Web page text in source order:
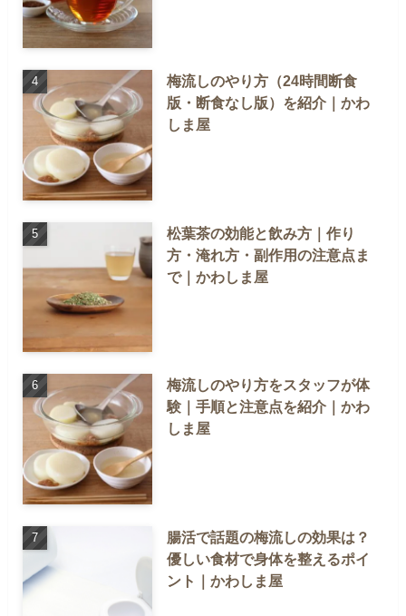
梅流しのやり方（24時間断食
版・断食なし版）を紹介｜かわ
しま屋
松葉茶の効能と飲み方｜作り
方・淹れ方・副作用の注意点ま
で｜かわしま屋
梅流しのやり方をスタッフが体
験｜手順と注意点を紹介｜かわ
しま屋
腸活で話題の梅流しの効果は？
優しい食材で身体を整えるポイ
ント｜かわしま屋